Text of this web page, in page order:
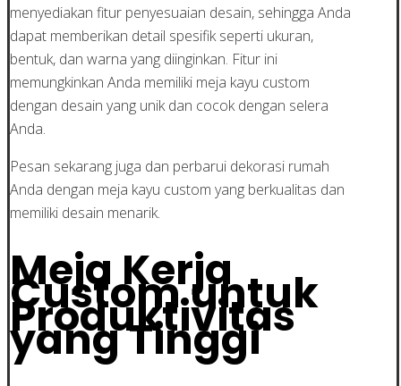
menyediakan fitur penyesuaian desain, sehingga Anda
dapat memberikan detail spesifik seperti ukuran,
bentuk, dan warna yang diinginkan. Fitur ini
memungkinkan Anda memiliki meja kayu custom
dengan desain yang unik dan cocok dengan selera
Anda.
Pesan sekarang juga dan perbarui dekorasi rumah
Anda dengan meja kayu custom yang berkualitas dan
memiliki desain menarik.
Meja Kerja
Custom untuk
Produktivitas
yang Tinggi